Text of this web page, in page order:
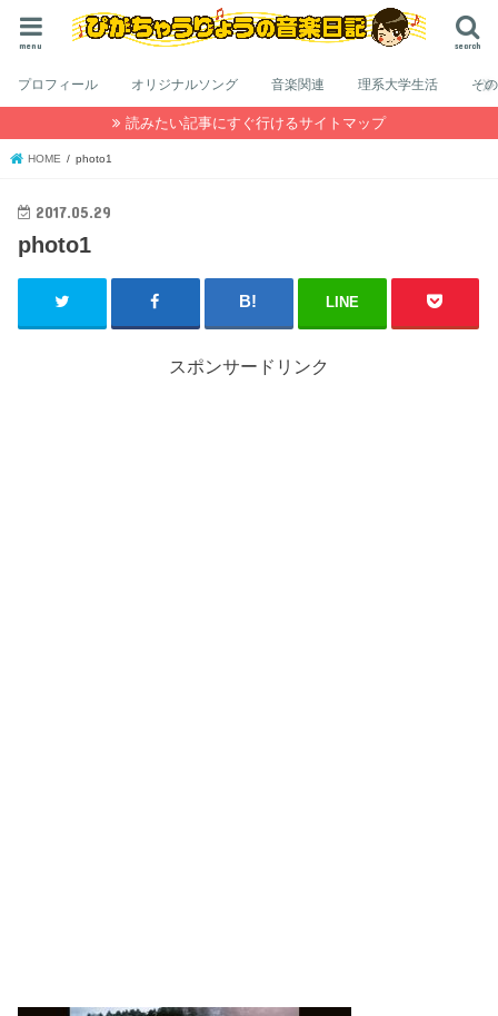
search
menu
プロフィール オリジナルソング 音楽関連 理系大学生活 そ
読みたい記事にすぐ行けるサイトマップ
HOME photo1
2017.05.29
photo1
LINE
スポンサードリンク